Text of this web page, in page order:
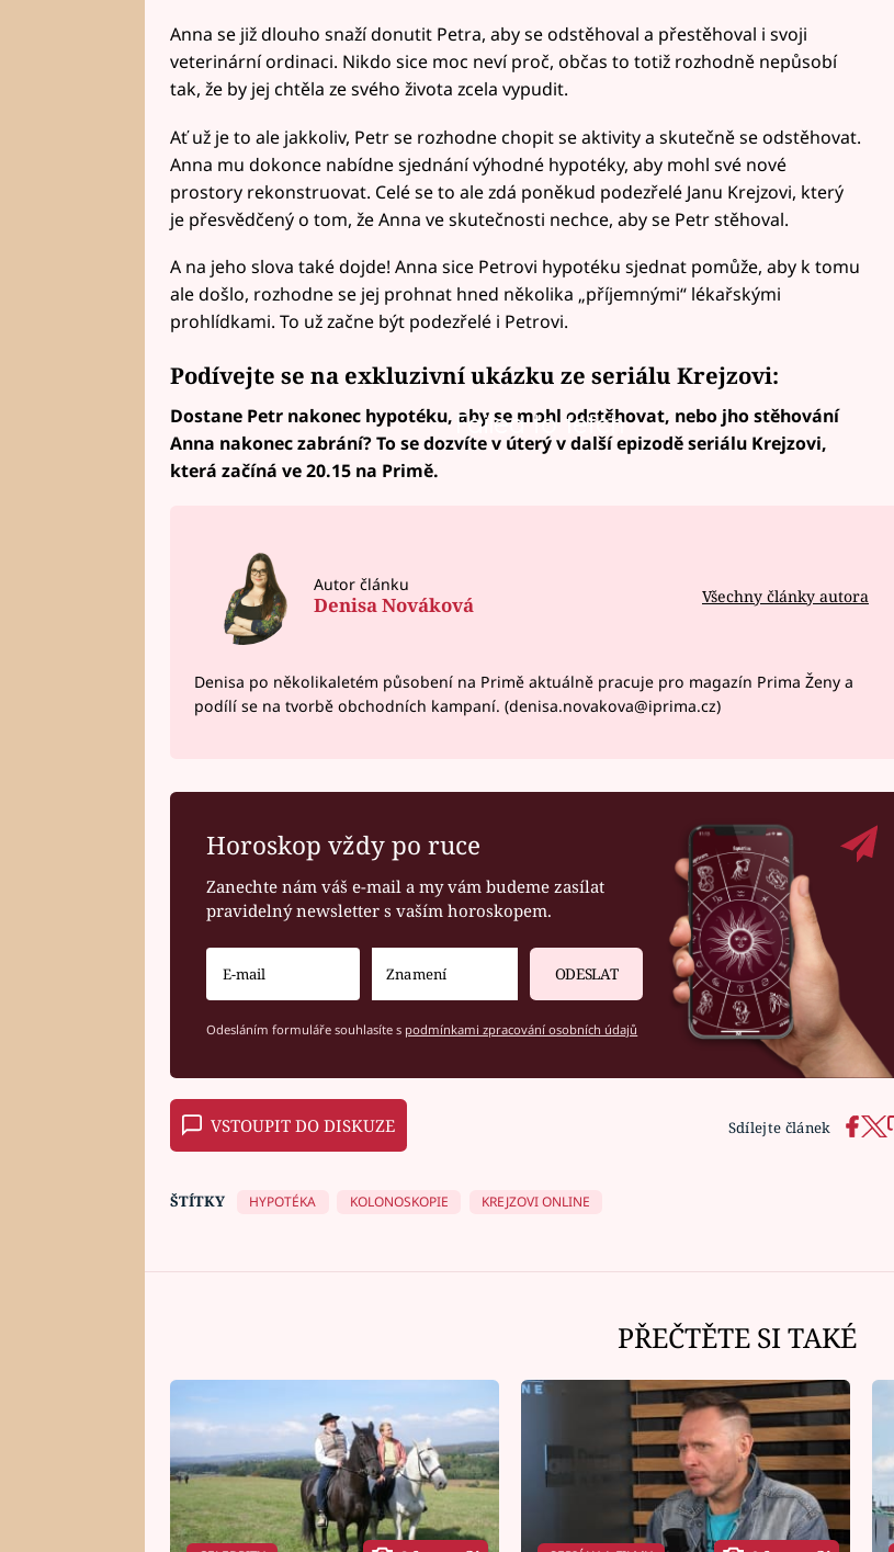
Anna se již dlouho snaží donutit Petra, aby se odstěhoval a přestěhoval i svoji
veterinární ordinaci. Nikdo sice moc neví proč, občas to totiž rozhodně nepůsobí
tak, že by jej chtěla ze svého života zcela vypudit.
Ať už je to ale jakkoliv, Petr se rozhodne chopit se aktivity a skutečně se odstěhovat.
Anna mu dokonce nabídne sjednání výhodné hypotéky, aby mohl své nové
prostory rekonstruovat. Celé se to ale zdá poněkud podezřelé Janu Krejzovi, který
je přesvědčený o tom, že Anna ve skutečnosti nechce, aby se Petr stěhoval.
A na jeho slova také dojde! Anna sice Petrovi hypotéku sjednat pomůže, aby k tomu
ale došlo, rozhodne se jej prohnat hned několika „příjemnými“ lékařskými
prohlídkami. To už začne být podezřelé i Petrovi.
Podívejte se na exkluzivní ukázku ze seriálu Krejzovi:
Failed to fetch
Dostane Petr nakonec hypotéku, aby se mohl odstěhovat, nebo jho stěhování
Anna nakonec zabrání? To se dozvíte v úterý v další epizodě seriálu Krejzovi,
která začíná ve 20.15 na Primě.
Autor článku
Denisa Nováková Všechny články autora
Denisa po několikaletém působení na Primě aktuálně pracuje pro magazín Prima Ženy a
podílí se na tvorbě obchodních kampaní. (denisa.novakova@iprima.cz)
Horoskop vždy po ruce
Zanechte nám váš e-mail a my vám budeme zasílat
pravidelný newsletter s vaším horoskopem.
ODESLAT
Odesláním formuláře souhlasíte s podmínkami zpracování osobních údajů
VSTOUPIT DO DISKUZE Sdílejte článek
ŠTÍTKY HYPOTÉKA KOLONOSKOPIE KREJZOVI ONLINE
PŘEČTĚTE SI TAKÉ